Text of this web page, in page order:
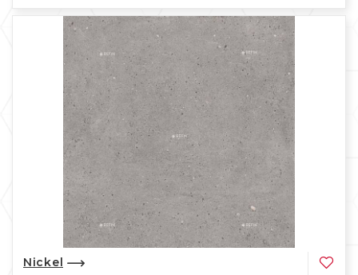
Nickel